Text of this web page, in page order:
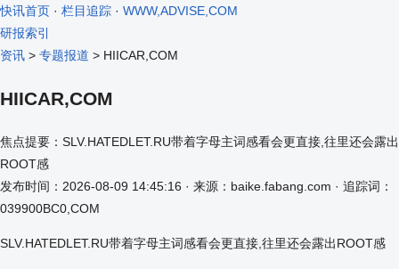
快讯首页 · 栏目追踪 · WWW,ADVISE,COM
研报索引
资讯 > 专题报道 > HIICAR,COM
HIICAR,COM
焦点提要：SLV.HATEDLET.RU带着字母主词感看会更直接,往里还会露出
ROOT感
发布时间：2026-08-09 14:45:16 · 来源：baike.fabang.com · 追踪词：
039900BC0,COM
SLV.HATEDLET.RU带着字母主词感看会更直接,往里还会露出ROOT感